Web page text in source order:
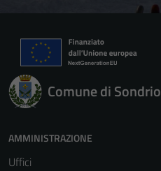
Comune di Sondrio
AMMINISTRAZIONE
Uffici